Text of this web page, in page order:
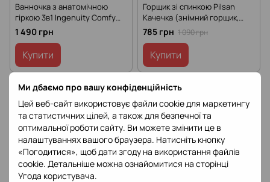
Ми дбаємо про вашу конфіденційність
Цей веб-сайт використовує файли cookie для маркетингу
та статистичних цілей, а також для безпечної та
оптимальної роботи сайту. Ви можете змінити це в
налаштуваннях вашого браузера. Натисніть кнопку
«Погодитися», щоб дати згоду на використання файлів
cookie. Детальніше можна ознайомитися на сторінці
Угода користувача.
Ванночка з анатомічною
гіркою 3в1 Ingenuity Comfy
Clean 17138
1 490 грн
Купити
Горщик зі спинкою Pilsan
Качечка (знімний горщик,
тримач для паперу, звуки
води, підсвічування кнопки)
07-564
785 грн 1 090 грн
Купити